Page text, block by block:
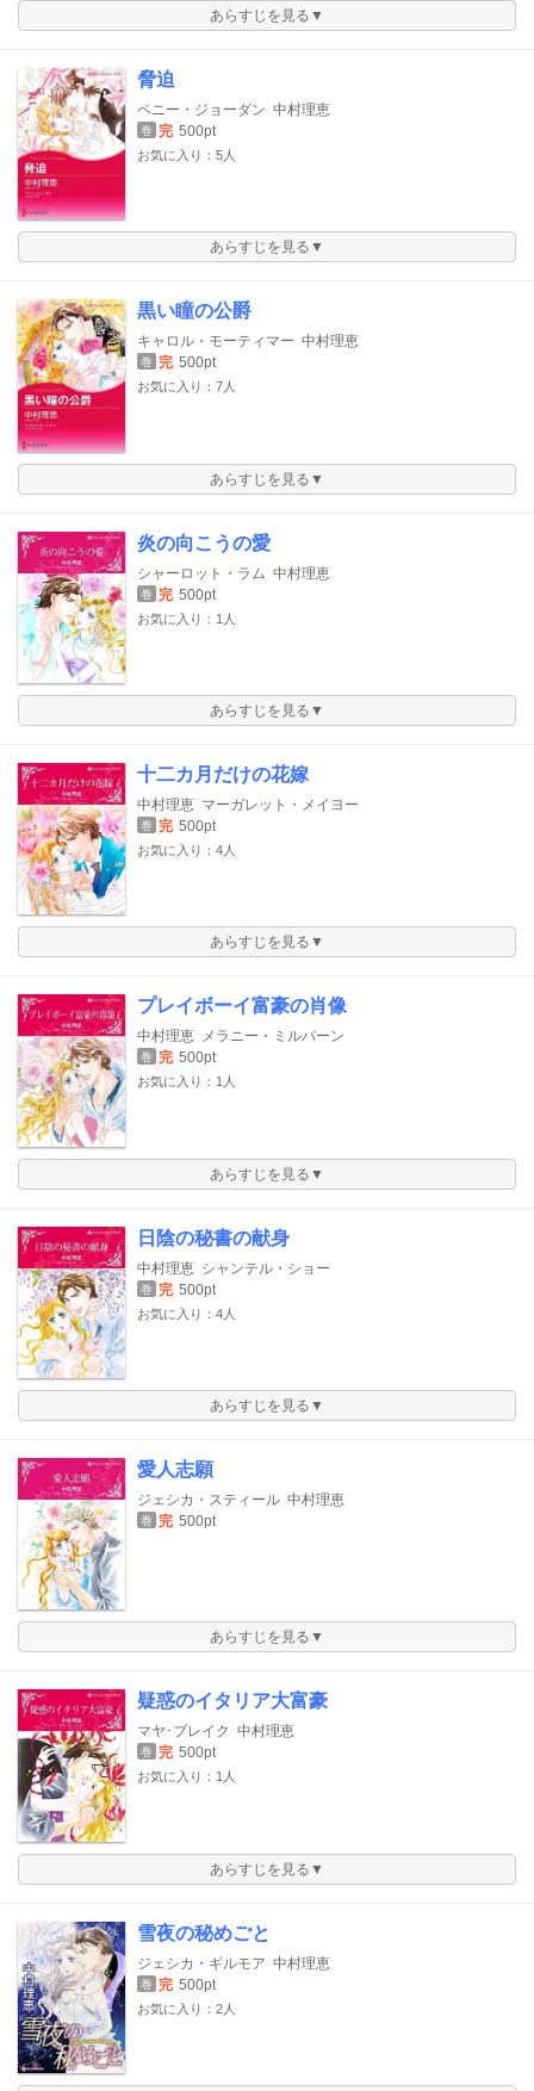
あらすじを見る▼
脅迫
ペニー・ジョーダン 中村理恵
巻 完 500pt
お気に入り：5人
あらすじを見る▼
黒い瞳の公爵
キャロル・モーティマー 中村理恵
巻 完 500pt
お気に入り：7人
あらすじを見る▼
炎の向こうの愛
シャーロット・ラム 中村理恵
巻 完 500pt
お気に入り：1人
あらすじを見る▼
十二カ月だけの花嫁
中村理恵 マーガレット・メイヨー
巻 完 500pt
お気に入り：4人
あらすじを見る▼
プレイボーイ富豪の肖像
中村理恵 メラニー・ミルバーン
巻 完 500pt
お気に入り：1人
あらすじを見る▼
日陰の秘書の献身
中村理恵 シャンテル・ショー
巻 完 500pt
お気に入り：4人
あらすじを見る▼
愛人志願
ジェシカ・スティール 中村理恵
巻 完 500pt
あらすじを見る▼
疑惑のイタリア大富豪
マヤ･ブレイク 中村理恵
巻 完 500pt
お気に入り：1人
あらすじを見る▼
雪夜の秘めごと
ジェシカ・ギルモア 中村理恵
巻 完 500pt
お気に入り：2人